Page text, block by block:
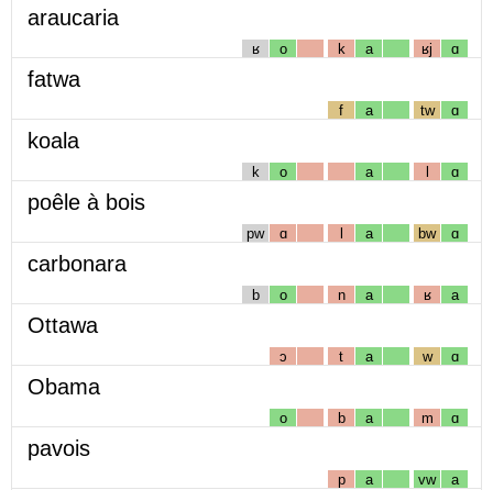
araucaria
ʁ o k a ʁj ɑ
fatwa
f a tw ɑ
koala
k o a l ɑ
poêle à bois
pw ɑ l a bw ɑ
carbonara
b o n a ʁ a
Ottawa
ɔ t a w ɑ
Obama
o b a m ɑ
pavois
p a vw a